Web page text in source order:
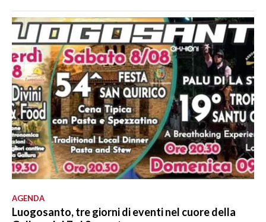
AGENDA
Luogosanto, tre giorni di eventi nel cuore della